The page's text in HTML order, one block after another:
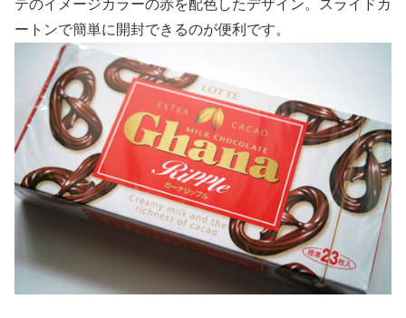
テのイメージカラーの赤を配色したデザイン。スライドカ
ートンで簡単に開封できるのが便利です。